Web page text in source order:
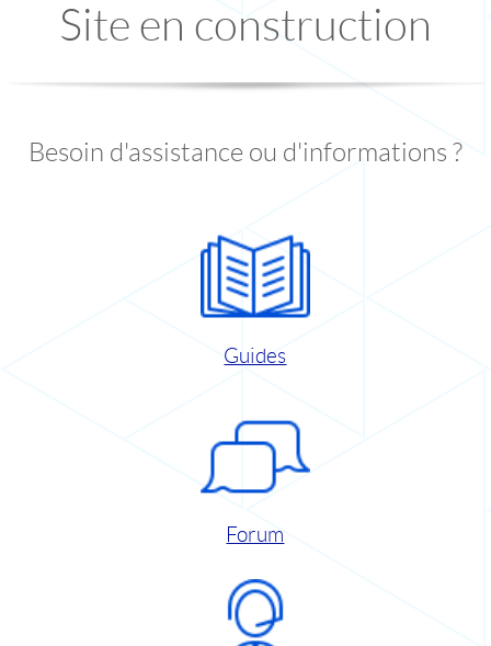
Site en construction
Besoin d'assistance ou d'informations ?
Guides
Forum